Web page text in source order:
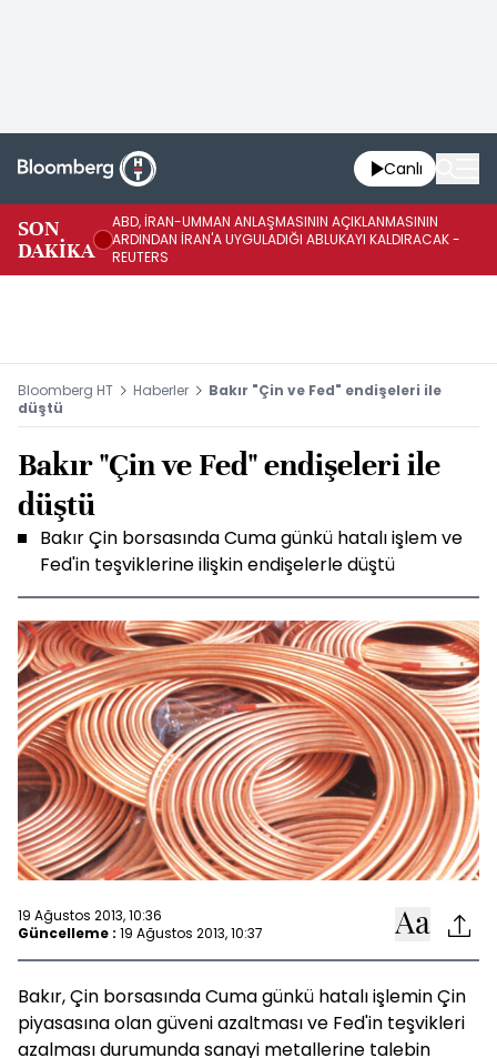
Canlı
SON
DAKİKA
ABD, İRAN-UMMAN ANLAŞMASININ AÇIKLANMASININ
ARDINDAN İRAN'A UYGULADIĞI ABLUKAYI KALDIRACAK -
REUTERS
Bloomberg HT Haberler
Bakır "Çin ve Fed" endişeleri ile
düştü
Bakır "Çin ve Fed" endişeleri ile
düştü
Bakır Çin borsasında Cuma günkü hatalı işlem ve
Fed'in teşviklerine ilişkin endişelerle düştü
19 Ağustos 2013, 10:36
Güncelleme : 19 Ağustos 2013, 10:37
Bakır, Çin borsasında Cuma günkü hatalı işlemin Çin
piyasasına olan güveni azaltması ve Fed'in teşvikleri
azalması durumunda sanayi metallerine talebin